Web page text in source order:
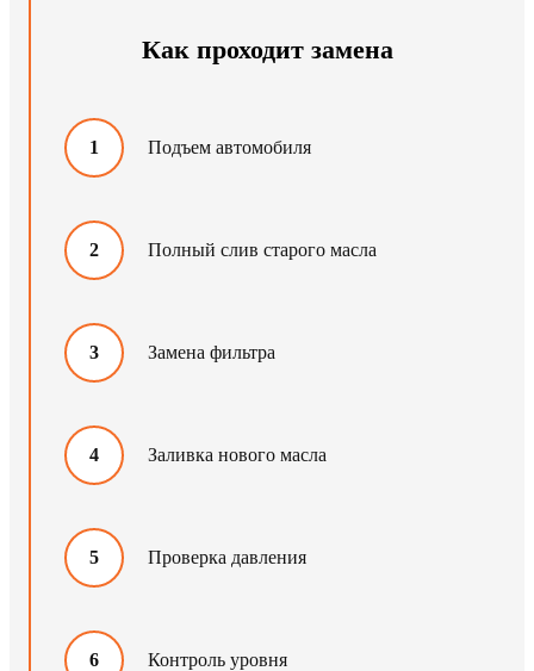
Как проходит замена
1 Подъем автомобиля
2 Полный слив старого масла
3 Замена фильтра
4 Заливка нового масла
5 Проверка давления
6 Контроль уровня